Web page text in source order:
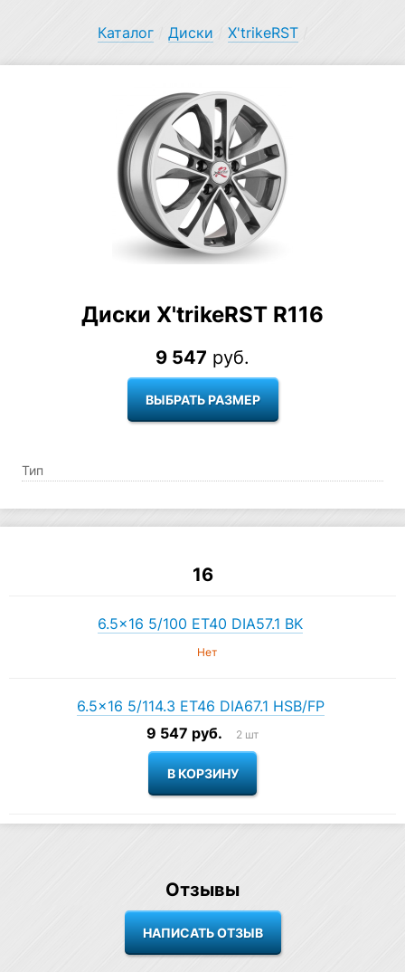
Каталог/ Диски X'trikeRST/
Диски X'trikeRST R116
9 547 руб.
ВЫБРАТЬ РАЗМЕР
Тип
16
6.5×16 5/100 ET40 DIA57.1 BK
Нет
6.5×16 5/114.3 ET46 DIA67.1 HSB/FP
9 547 руб.
2 шт
Отзывы